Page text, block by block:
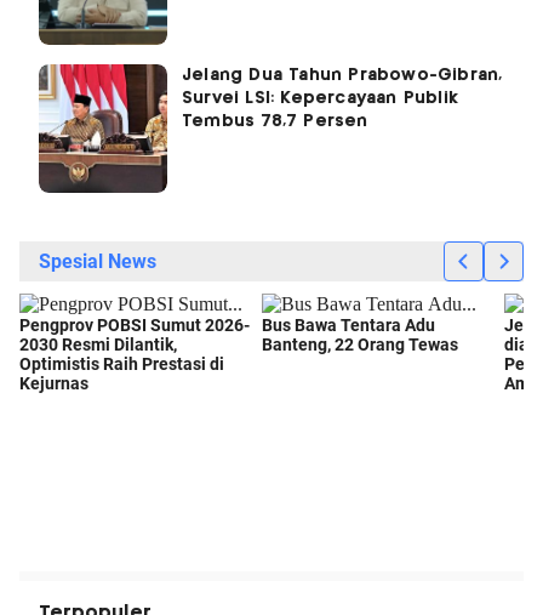
Jelang Dua Tahun Prabowo-Gibran,
Survei LSI: Kepercayaan Publik
Tembus 78,7 Persen